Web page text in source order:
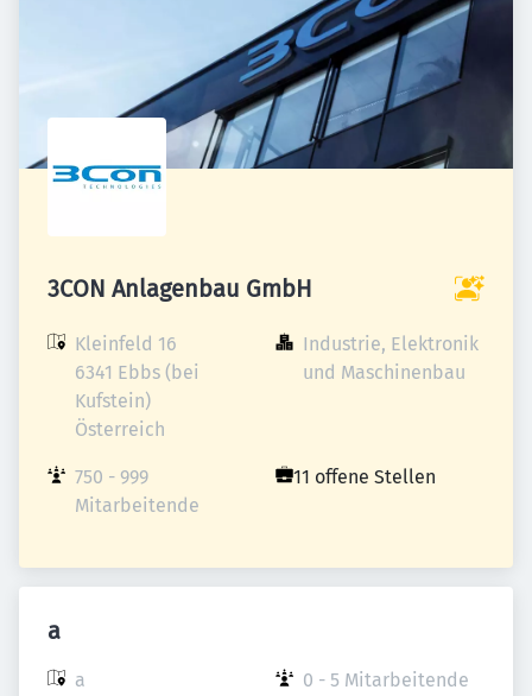
3CON Anlagenbau GmbH
Kleinfeld 16
6341 Ebbs (bei
Kufstein)
Österreich
Industrie, Elektronik
und Maschinenbau
750 - 999
Mitarbeitende
11 offene Stellen
a
a
0 - 5 Mitarbeitende